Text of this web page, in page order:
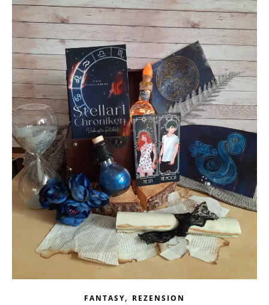
FANTASY, REZENSION